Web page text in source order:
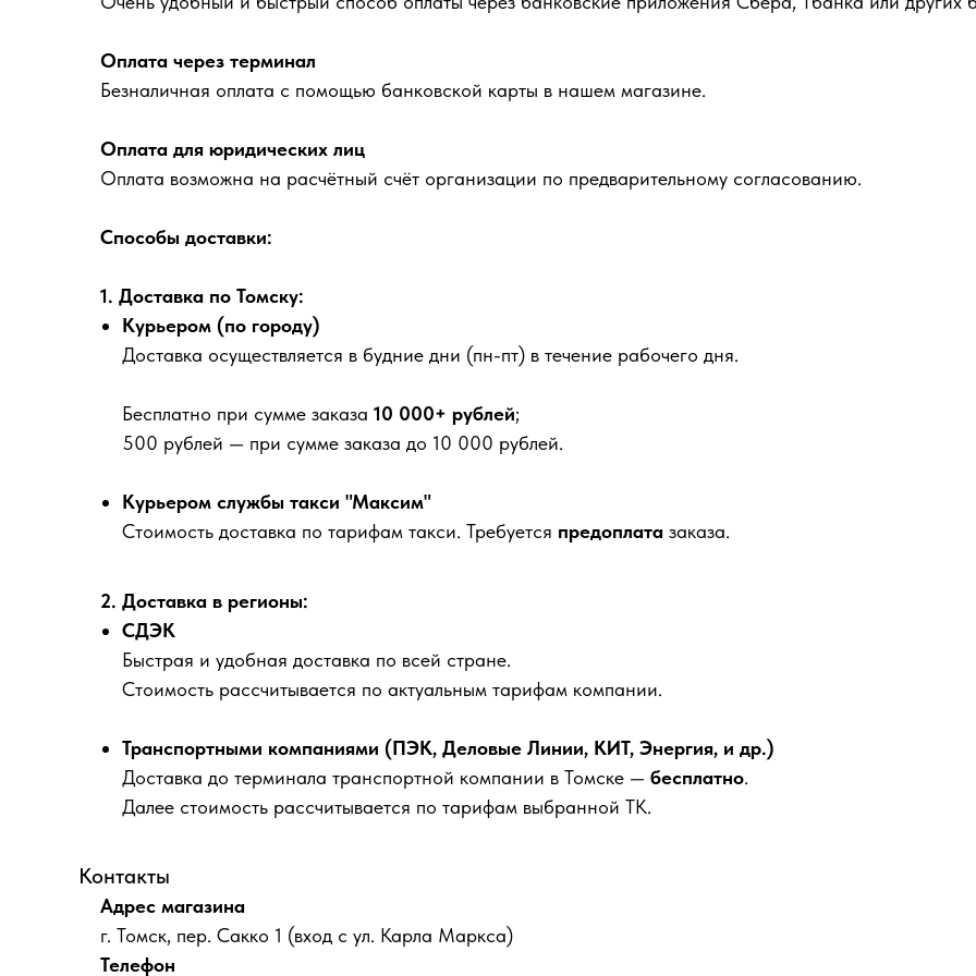
Оплата через терминал
Безналичная оплата с помощью банковской карты в нашем магазине.
Оплата для юридических лиц
Оплата возможна на расчётный счёт организации по предварительному согласованию.
Способы доставки:
1. Доставка по Томску:
Курьером (по городу)
Доставка осуществляется в будние дни (пн-пт) в течение рабочего дня.
Бесплатно при сумме заказа 10 000+ рублей;
500 рублей — при сумме заказа до 10 000 рублей.
Курьером службы такси "Максим"
Стоимость доставка по тарифам такси. Требуется предоплата заказа.
2. Доставка в регионы:
СДЭК
Быстрая и удобная доставка по всей стране.
Стоимость рассчитывается по актуальным тарифам компании.
Транспортными компаниями (ПЭК, Деловые Линии, КИТ, Энергия, и др.)
Доставка до терминала транспортной компании в Томске — бесплатно.
Далее стоимость рассчитывается по тарифам выбранной ТК.
Контакты
Адрес магазина
г. Томск, пер. Сакко 1 (вход с ул. Карла Маркса)
Телефон